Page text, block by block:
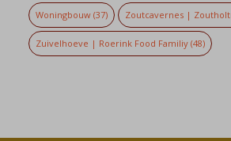
Woningbouw(37) Zoutcavernes |
Zuivelhoeve | Roerink Food Familiy(48)